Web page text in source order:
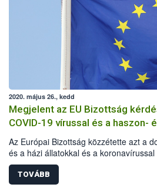
2020. május 26., kedd
Megjelent az EU Bizottság
COVID-19 vírussal és a haszon-
kapcsolatban
Az Európai Bizottság közzétette azt a
és a házi állatokkal és a
kérdéseket és az azokra adandó
TOVÁBB